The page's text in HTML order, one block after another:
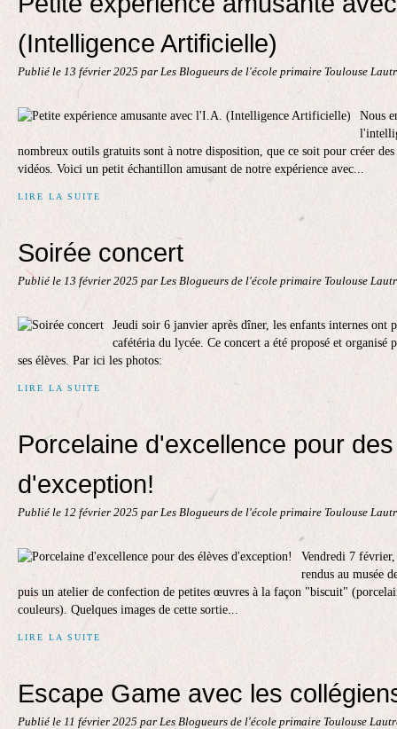
(Intelligence Artificielle)
Publié le 13 février 2025 par Les Blogueurs de l'école primaire Toulouse
Nous
nombreux outils gratuits sont à notre disposition, que ce soit pour créer des
vidéos. Voici un petit échantillon amusant de notre expérience avec...
LIRE LA SUITE
Soirée concert
Publié le 13 février 2025 par Les Blogueurs de l'école primaire Toulouse
Jeudi soir 6 janvier après dîner, les enfants internes ont
cafétéria du lycée. Ce concert a été proposé et organisé
ses élèves. Par ici les photos:
LIRE LA SUITE
Porcelaine d'excellence pour
d'exception!
Publié le 12 février 2025 par Les Blogueurs de l'école primaire Toulouse
Vendredi 7 février,
rendus au musée
puis un atelier de confection de petites œuvres à la façon "biscuit"
couleurs). Quelques images de cette sortie...
LIRE LA SUITE
Escape Game avec les
Publié le 11 février 2025 par Les Blogueurs de l'école primaire Toulouse